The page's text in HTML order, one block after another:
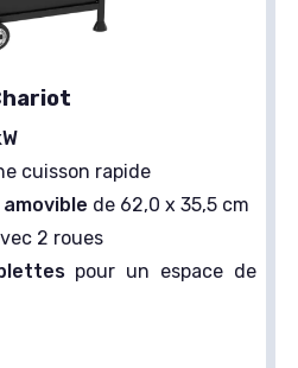
cuisson rapide
amovible de 62,0 x 35,5 cm
2 roues
pour un espace de